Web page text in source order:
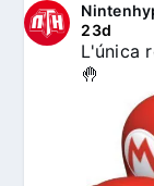
23d
L'única
🤚